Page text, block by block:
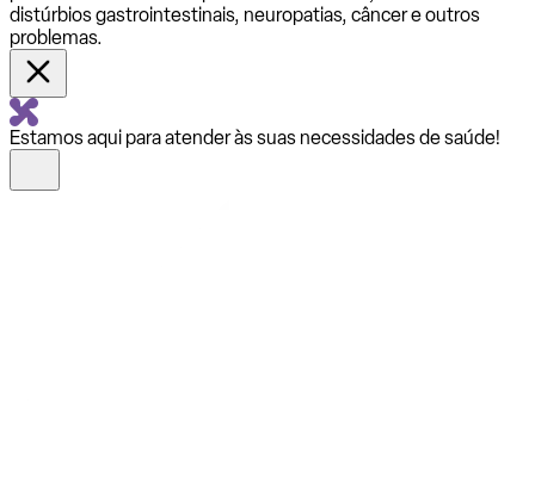
distúrbios gastrointestinais, neuropatias, câncer e outros
problemas.
Estamos aqui para atender às suas necessidades de saúde!